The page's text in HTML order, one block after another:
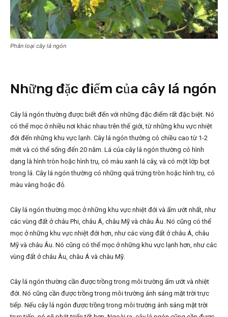
Phân loại cây lá ngón
Những đặc điểm của cây lá ngón
Cây lá ngón thường được biết đến với những đặc điểm rất đặc biệt. Nó
có thể mọc ở nhiều nơi khác nhau trên thế giới, từ những khu vực nhiệt
đới đến những khu vực lạnh. Cây lá ngón thường có chiều cao từ 1-2
mét và có thể sống đến 20 năm. Lá của cây lá ngón thường có hình
dạng là hình tròn hoặc hình trụ, có màu xanh lá cây, và có một lớp bọt
trong lá. Cây lá ngón thường có những quả trứng tròn hoặc hình trụ, có
màu vàng hoặc đỏ.
Cây lá ngón thường mọc ở những khu vực nhiệt đới và ẩm ướt nhất, như
các vùng đất ở châu Phi, châu Á, châu Mỹ và châu Âu. Nó cũng có thể
mọc ở những khu vực nhiệt đới hơn, như các vùng đất ở châu Á, châu
Mỹ và châu Âu. Nó cũng có thể mọc ở những khu vực lạnh hơn, như các
vùng đất ở châu Âu, châu Á và châu Mỹ.
Cây lá ngón thường cần được trồng trong môi trường ẩm ướt và nhiệt
đới. Nó cũng cần được trồng trong môi trường ánh sáng mặt trời trực
tiếp. Nếu cây lá ngón được trồng trong môi trường ánh sáng mặt trời